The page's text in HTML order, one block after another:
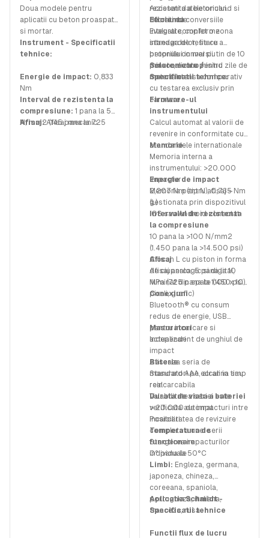
Doua modele pentru
aplicatii cu beton proaspat
si mortar.
Instrument - Specificatii
tehnice:
Energie de impact: 0,833
Nm
Interval de rezistenta la
compresiune: 1 pana la 5
N/mm2 (145 pana la 725
Afisaj:Afisaj mecanic
Accesati datele oricand si
de oriunde.
rezistenta a betonului.
Lucrati cu conversiile
integrate, conforme
standardelor, fie cu
propriile conversii
personalizate pentru
materiale.
Eficienta
Evaluati complet o zona
intreaga de testare a
betonului in mai putin de 10
minute, economisind zile de
munca intensa comparativ
cu testarea exclusiv prin
carotare.
Sclerometru /
Specificatii tehnice:
Firmware-ul
instrumentului
Calcul automat al valorii de
revenire in conformitate cu
standardele internationale
Memorie
Memoria interna a
instrumentului: >20.000
impactur
Memoria pentru afisaj –
gestionata prin dispozitivul
iOS sau Android conectat
Energie de impact
2,207 Nm (tip N), 0,735 Nm
(L)
Intervalul de rezistenta
la compresiune
10 pana la >100 N/mm2
(1.450 pana la >14.500 psi)
Ciocan L cu piston in forma
de ciuperca: 5 pana la 10
MPa (725 pana la 1.450 psi)
Afisaj
Afisaj analogic si digital,
iluminat din spate (100 x 100
pixeli, grafic)
Conexiuni
Bluetooth® cu consum
redus de energie, USB
pentru incarcare si
actualizari
Masuratori
Independent de unghiul de
impact
Afiseaza seria de
masuratori pe ecran in timp
real
Valabilitatea seriei este
verificata automat
Posibilitatea de revizuire
completa a unei serii
Stergerea impacturilor
individuale
Baterie
Standard AAA, alcalina sau
reincarcabila
Durata de viata a bateriei
> 20.000 de impacturi intre
incarcari
Temperatura de
functionare
0° pana la 50°C
Limbi: Engleza, germana,
japoneza, chineza,
coreeana, spaniola,
portugheza, italiana,
franceza, rusa
Aplicatia Schmidt -
Specificatii tehnice
Functii flux de lucru